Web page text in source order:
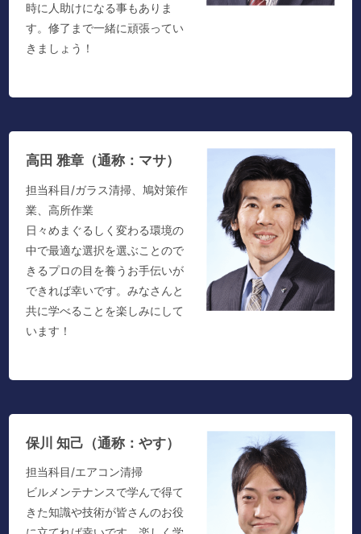
時に人助けになる事もありま
す。修了まで一緒に頑張ってい
きましょう！
高田 雅章（通称：マサ）
担当科目/ガラス清掃、鳩対策作
業、高所作業
日々めまぐるしく変わる環境の
中で最適な選択を選ぶことので
きるプロの目を養うお手伝いが
できれば幸いです。みなさんと
共に学べることを楽しみにして
います！
保川 知己（通称：やす）
担当科目/エアコン清掃
ビルメンテナンスで学んで得て
きた知識や技術が皆さんのお役